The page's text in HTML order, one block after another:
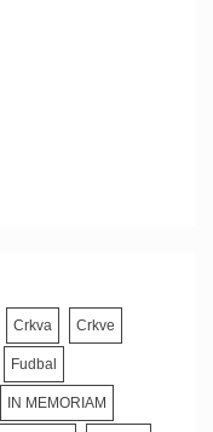
Crkva Crkve
Fudbal
IN MEMORIAM